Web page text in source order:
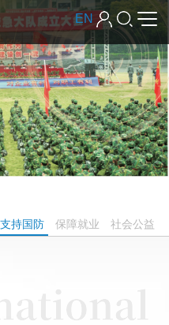
EN
支持国防 保障就业 社会公益